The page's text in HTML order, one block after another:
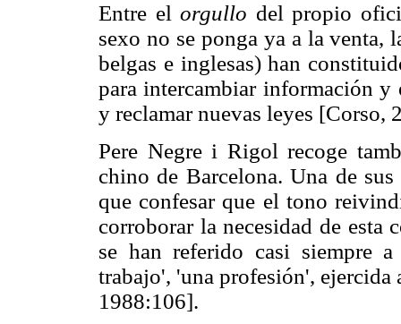
Entre elorgullo del propio
sexo no se ponga ya a la venta,
belgas e inglesas) han
para intercambiar información y
y reclamar nuevas leyes [Corso,
Pere Negre i Rigol recoge
chino de Barcelona. Una de
que confesar que el tono
corroborar la necesidad de esta
se han referido casi siempre
trabajo', 'una profesión',
1988:106].